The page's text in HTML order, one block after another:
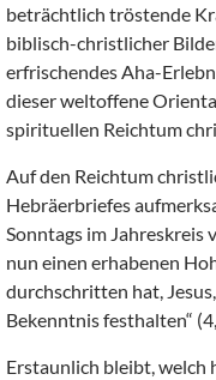
beträchtlich tröstende
biblisch-christlicher
erfrischendes Aha-
dieser weltoffene
spirituellen Reichtum
Auf den Reichtum
Hebräerbriefes
Sonntags im Jahreskreis
nun einen erhabenen
durchschritten hat,
Bekenntnis festhalten“
Erstaunlich bleibt, welch